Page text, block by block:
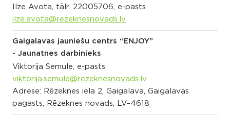
Ilze Avota, tālr. 22005706, e-pasts
ilze.avota@rezeknesnovads.lv
Gaigalavas jauniešu centrs “ENJOY”
- Jaunatnes darbinieks
Viktorija Semule, e-pasts
viktorija.semule@rezeknesnovads.lv
Adrese: Rēzeknes iela 2, Gaigalava, Gaigalavas
pagasts, Rēzeknes novads, LV–4618